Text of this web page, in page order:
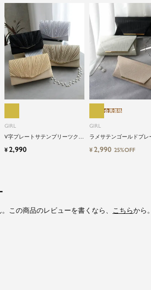
GIRL
V字プレートサテンプリーツクラ
ッチパーティーバッグ
¥2,990
GIRL
ラメサテンゴールドプレ
ラップ2wayパーティーバ
会員価格
¥2,990 25%OFF
この商品のレビューを書くなら、 こちらから。